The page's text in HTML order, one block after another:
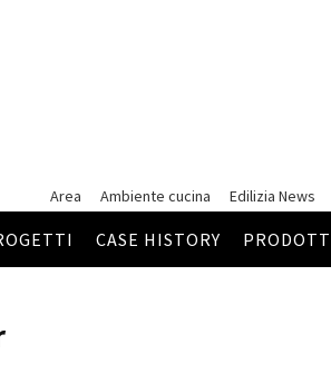
Area
Ambiente cucina Edilizia News
CASE HISTORY